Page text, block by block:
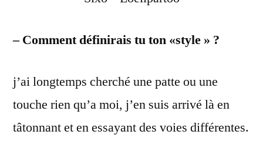
– Comment définirais tu ton «style » ?
j’ai longtemps cherché une patte ou une
touche rien qu’a moi, j’en suis arrivé là en
tâtonnant et en essayant des voies différentes.